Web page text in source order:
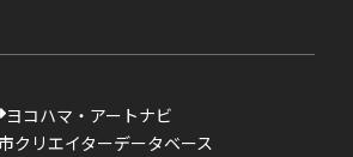
ヨコハマ・アートナビ
クリエイターデータベース